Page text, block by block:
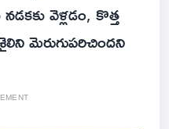
వెళ్లడం, కొత్త
మెరుగుపరిచిందని